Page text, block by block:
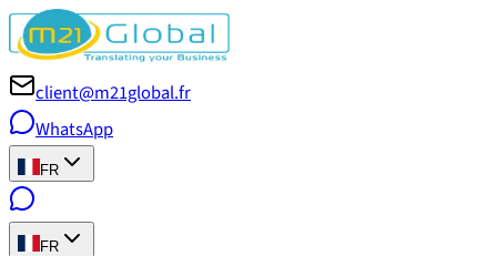
client@m21global.fr
WhatsApp
FR
FR